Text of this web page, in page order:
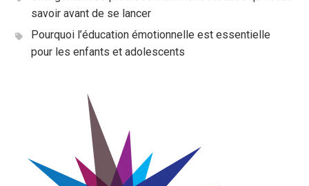
savoir avant de se lancer
Pourquoi l’éducation émotionnelle est essentielle
pour les enfants et adolescents